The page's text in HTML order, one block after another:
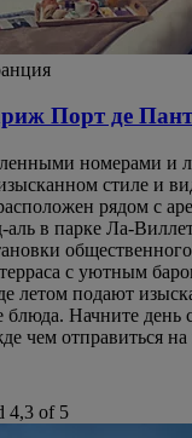
Порт де
номерами и
стиле и
рядом с
аль в парке Ла-
с уютным
летом подают
Начните день
чем отправиться
4,3 of 5